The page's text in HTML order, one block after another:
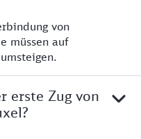
von
müssen auf
erste Zug von